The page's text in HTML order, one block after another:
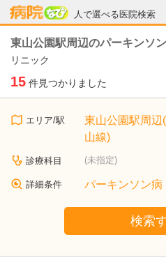
人で選べる医院検索
病院なび
東山公園駅周辺のパーキンソ
リニック
15 件見つかりました
エリア/駅
東山公園駅周辺
山線)
診療科目 (未指定)
詳細条件 パーキンソン病
検索